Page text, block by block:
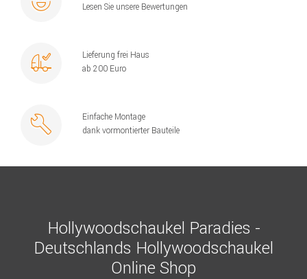
Lesen Sie unsere Bewertungen
Lieferung frei Haus
ab 200 Euro
Einfache Montage
dank vormontierter Bauteile
Hollywoodschaukel Paradies -
Deutschlands Hollywoodschaukel
Online Shop